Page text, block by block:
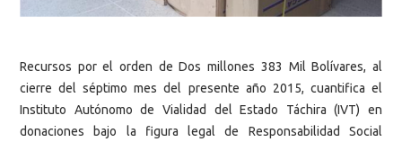
Recursos por el orden de Dos millones 383 Mil Bolívares, al
cierre del séptimo mes del presente año 2015, cuantifica el
Instituto Autónomo de Vialidad del Estado Táchira (IVT) en
donaciones bajo la figura legal de Responsabilidad Social